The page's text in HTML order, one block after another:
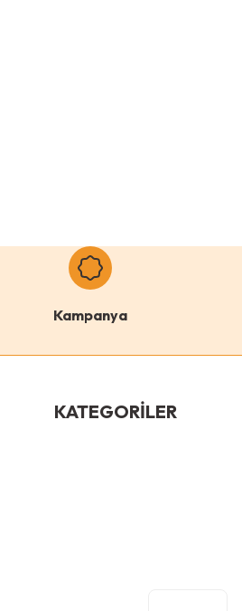
Kampanya
KATEGORİLER